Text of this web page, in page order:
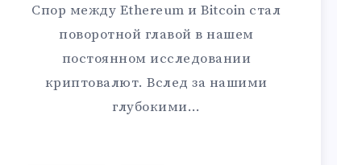
Спор между Ethereum и Bitcoin стал
поворотной главой в нашем
постоянном исследовании
криптовалют. Вслед за нашими
глубокими…